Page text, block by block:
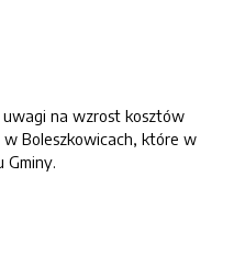
uwagi na wzrost kosztów
w Boleszkowicach, które w
Gminy.